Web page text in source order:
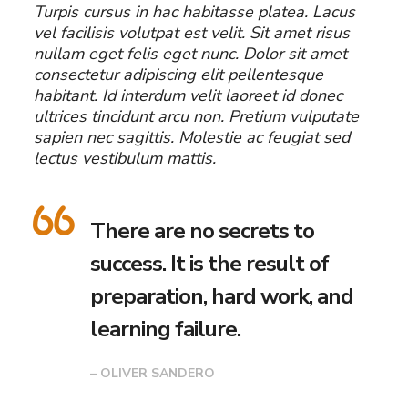
Turpis cursus in hac habitasse platea. Lacus
vel facilisis volutpat est velit. Sit amet risus
nullam eget felis eget nunc. Dolor sit amet
consectetur adipiscing elit pellentesque
habitant. Id interdum velit laoreet id donec
ultrices tincidunt arcu non. Pretium vulputate
sapien nec sagittis. Molestie ac feugiat sed
lectus vestibulum mattis.
There are no secrets to
success. It is the result of
preparation, hard work, and
learning failure.
– OLIVER SANDERO